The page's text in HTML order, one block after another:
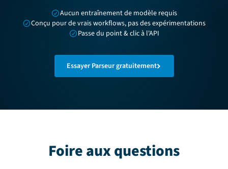
Aucun entraînement de modèle requis
Conçu pour de vrais workflows, pas des expérimentations
Passe du point & clic à l'API
Essayer Parseur gratuitement
Foire aux questions